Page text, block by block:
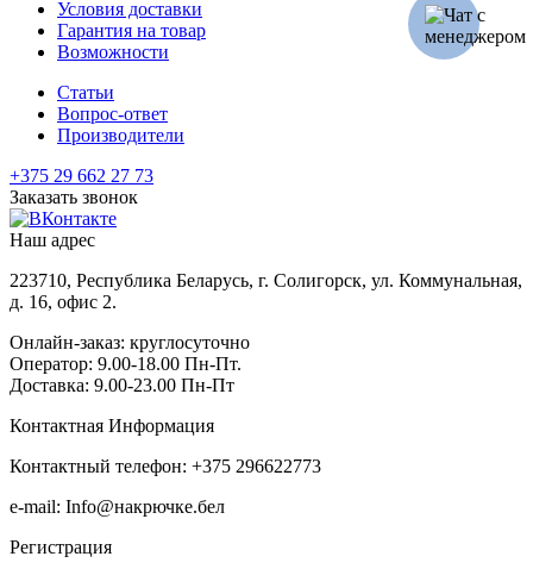
Условия доставки
Гарантия на товар
Возможности
Статьи
Вопрос-ответ
Производители
+375 29 662 27 73
Заказать звонок
Наш адрес
223710, Республика Беларусь, г. Солигорск, ул. Коммунальная,
д. 16, офис 2.
Онлайн-заказ: круглосуточно
Оператор: 9.00-18.00 Пн-Пт.
Доставка: 9.00-23.00 Пн-Пт
Контактная Информация
Контактный телефон: +375 296622773
e-mail: Info@накрючке.бел
Регистрация